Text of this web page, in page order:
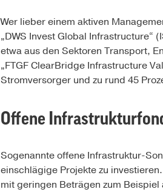
Wer lieber einem aktiven
„DWS Invest Global Infrastructure“
etwa aus den Sektoren Transport,
„FTGF ClearBridge Infrastructure
Stromversorger und zu rund 45
Offene
Sogenannte offene Infrastruktur-
einschlägige Projekte zu
mit geringen Beträgen zum